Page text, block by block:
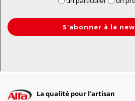
La qualité pour l’artisan